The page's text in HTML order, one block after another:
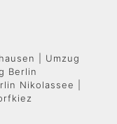
| Umzug
Berlin
Nikolassee |